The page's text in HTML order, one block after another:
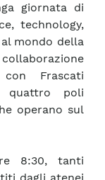
giornata di
technology,
mondo della
con Frascati
poli
operano sul
8:30, tanti